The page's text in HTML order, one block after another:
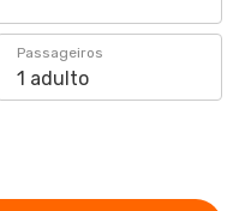
Passageiros
1 adulto